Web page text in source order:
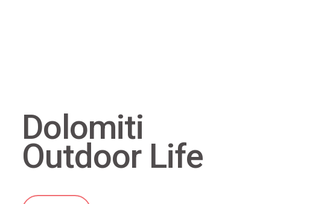
Dolomiti
Outdoor Life